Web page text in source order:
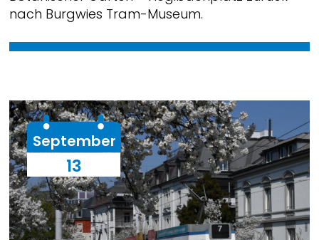
nach Burgwies Tram-Museum.
September
13